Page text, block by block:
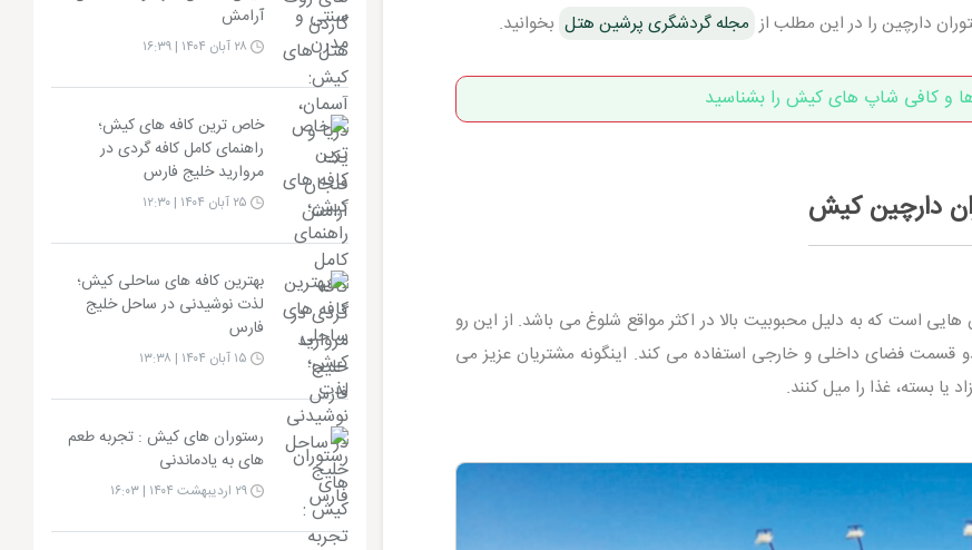
دارچین را در این مطلب از مجله گردشگری پرشین هتل بخوانید.
و کافی شاپ های کیش را بشناسید
دارچین کیش
هایی است که به دلیل محبوبیت بالا در اکثر مواقع شلوغ می باشد. از این رو
دو قسمت فضای داخلی و خارجی استفاده می کند. اینگونه مشتریان عزیز می
یا بسته، غذا را میل کنند.
آرامش
خاص ترین کافه های کیش؛
راهنمای کامل کافه گردی در
مروارید خلیج فارس
بهترین کافه های ساحلی کیش؛
لذت نوشیدنی در ساحل خلیج
فارس
رستوران های کیش : تجربه طعم
های به یادماندنی
۲۹ اردیبهشت ۱۴۰۴ | ۱۶:۰۳